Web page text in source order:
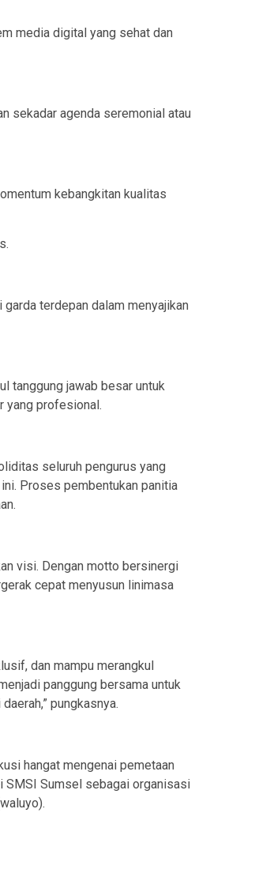
media digital yang sehat dan
sekadar agenda seremonial atau
kebangkitan kualitas
terdepan dalam menyajikan
tanggung jawab besar untuk
yang profesional.
seluruh pengurus yang
Proses pembentukan panitia
visi. Dengan motto bersinergi
cepat menyusun linimasa
dan mampu merangkul
panggung bersama untuk
pungkasnya.
hangat mengenai pemetaan
SMSI Sumsel sebagai organisasi